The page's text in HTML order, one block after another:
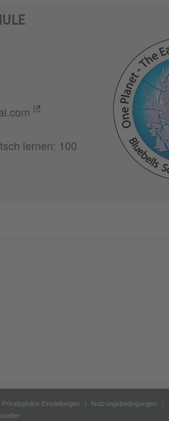
lernen: 100
Privatsphäre-Einstellungen
Nutzungsbedingungen